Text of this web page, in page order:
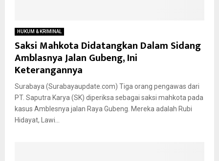
HUKUM & KRIMINAL
Saksi Mahkota Didatangkan Dalam Sidang
Amblasnya Jalan Gubeng, Ini
Keterangannya
Surabaya (Surabayaupdate.com) Tiga orang pengawas dari
PT. Saputra Karya (SK) diperiksa sebagai saksi mahkota pada
kasus Amblesnya jalan Raya Gubeng. Mereka adalah Rubi
Hidayat, Lawi...